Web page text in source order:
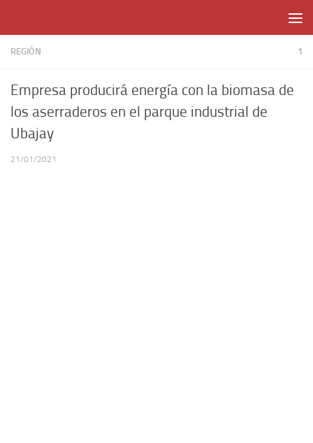
REGIÓN 1
Empresa producirá energía con la biomasa de
los aserraderos en el parque industrial de
Ubajay
21/01/2021